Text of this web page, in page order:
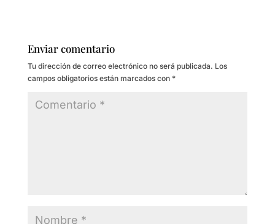
Enviar comentario
Tu dirección de correo electrónico no será publicada. Los
campos obligatorios están marcados con *